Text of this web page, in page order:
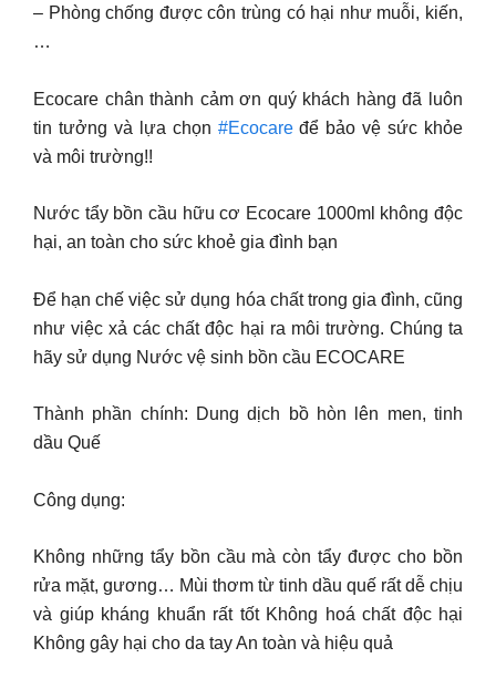
– Phòng chống được côn trùng có hại như muỗi, kiến,
…
Ecocare chân thành cảm ơn quý khách hàng đã luôn
tin tưởng và lựa chọn #Ecocaređể bảo vệ sức khỏe
và môi trường!!
Nước tẩy bồn cầu hữu cơ Ecocare 1000ml không độc
hại, an toàn cho sức khoẻ gia đình bạn
Để hạn chế việc sử dụng hóa chất trong gia đình, cũng
như việc xả các chất độc hại ra môi trường. Chúng ta
hãy sử dụng Nước vệ sinh bồn cầu ECOCARE
Thành phần chính: Dung dịch bồ hòn lên men, tinh
dầu Quế
Công dụng:
Không những tẩy bồn cầu mà còn tẩy được cho bồn
rửa mặt, gương… Mùi thơm từ tinh dầu quế rất dễ chịu
và giúp kháng khuẩn rất tốt Không hoá chất độc hại
Không gây hại cho da tay An toàn và hiệu quả